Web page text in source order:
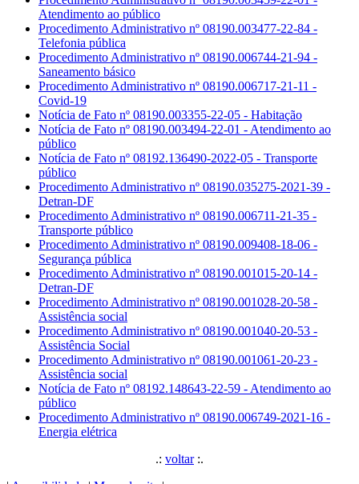
Atendimento ao público
Procedimento Administrativo nº 08190.003477-22-84 -
Telefonia pública
Procedimento Administrativo nº 08190.006744-21-94 -
Saneamento básico
Procedimento Administrativo nº 08190.006717-21-11 -
Covid-19
Notícia de Fato nº 08190.003355-22-05 - Habitação
Notícia de Fato nº 08190.003494-22-01 - Atendimento ao
público
Notícia de Fato nº 08192.136490-2022-05 - Transporte
público
Procedimento Administrativo nº 08190.035275-2021-39 -
Detran-DF
Procedimento Administrativo nº 08190.006711-21-35 -
Transporte público
Procedimento Administrativo nº 08190.009408-18-06 -
Segurança pública
Procedimento Administrativo nº 08190.001015-20-14 -
Detran-DF
Procedimento Administrativo nº 08190.001028-20-58 -
Assistência social
Procedimento Administrativo nº 08190.001040-20-53 -
Assistência Social
Procedimento Administrativo nº 08190.001061-20-23 -
Assistência social
Notícia de Fato nº 08192.148643-22-59 - Atendimento ao
público
Procedimento Administrativo nº 08190.006749-2021-16 -
Energia elétrica
.: voltar:.